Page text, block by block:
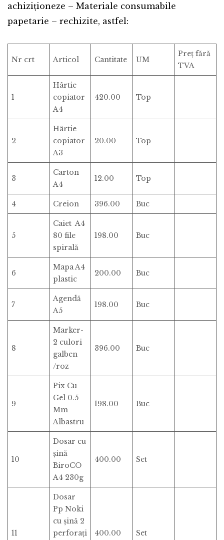
achiziţioneze – Materiale consumabile
papetarie – rechizite, astfel:
Nr crt Articol Cantitate UM
Preț fără
TVA
1
Hârtie
copiator
A4
420.00 Top
2
Hârtie
copiator
A3
20.00 Top
3
Carton
A4
12.00 Top
4 Creion 396.00 Buc
5
Caiet A4
80 file
spirală
198.00 Buc
6
Mapa A4
plastic
200.00 Buc
7
Agendă
A5
198.00 Buc
8
Marker-
2 culori
galben
/roz
396.00 Buc
9
Pix Cu
Gel 0.5
Mm
Albastru
198.00 Buc
10
Dosar cu
șină
BiroCO
A4 230g
400.00 Set
11
Dosar
Pp Noki
cu șină 2
perforați
400.00 Set